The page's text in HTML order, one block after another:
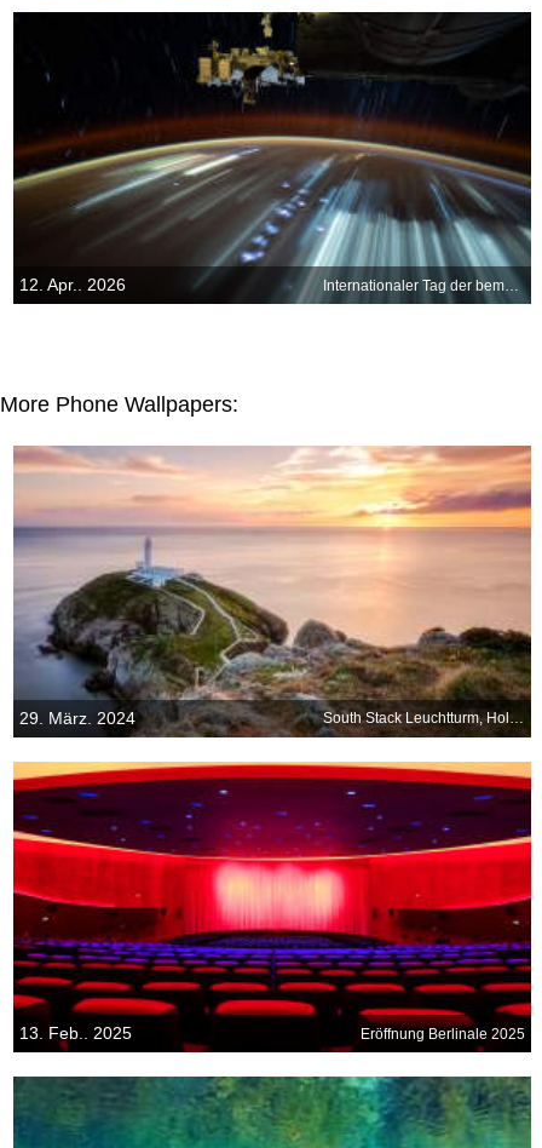
12. Apr.. 2026 Internationaler Tag der bemannten Raumfahrt
More Phone Wallpapers:
29. März. 2024 South Stack Leuchtturm, Holyhead, Wales, UK
13. Feb.. 2025 Eröffnung Berlinale 2025